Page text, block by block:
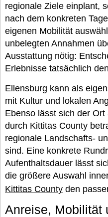
regionale Ziele einplant,
nach dem konkreten
eigenen Mobilität
unbelegten Annahmen
Ausstattung nötig:
Erlebnisse tatsächlich
Ellensburg kann als
mit Kultur und lokalen
Ebenso lässt sich der
durch Kittitas County
regionale Landschafts-
sind. Eine konkrete
Aufenthaltsdauer lässt
die größere Auswahl
Kittitas County den
Anreise, Mobilität